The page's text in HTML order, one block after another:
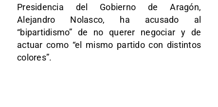
Presidencia del Gobierno de Aragón,
Alejandro Nolasco, ha acusado al
“bipartidismo” de no querer negociar y de
actuar como “el mismo partido con distintos
colores”.